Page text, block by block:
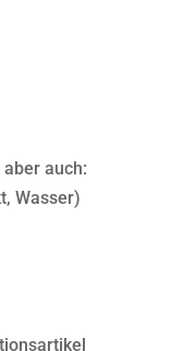
auch:
Wasser)